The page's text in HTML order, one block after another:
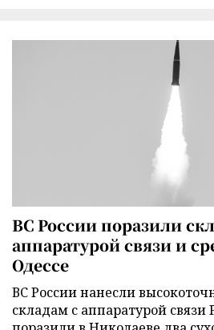
ВС России поразили
аппаратурой связи и
Одессе
ВС России нанесли
складам с аппаратурой связи